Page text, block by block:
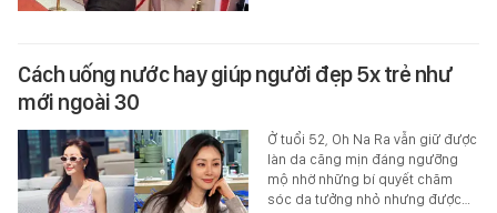
Cách uống nước hay giúp người đẹp 5x trẻ như
mới ngoài 30
Ở tuổi 52, Oh Na Ra vẫn giữ được
làn da căng mịn đáng ngưỡng
mộ nhờ những bí quyết chăm
sóc da tưởng nhỏ nhưng được…